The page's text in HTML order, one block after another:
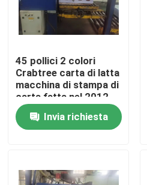
Casa
Prodotti
Video
Chi siamo
45 pollici 2 colori
Crabtree carta di latta
macchina di stampa di
carta fatta nel 2012
Invia richiesta